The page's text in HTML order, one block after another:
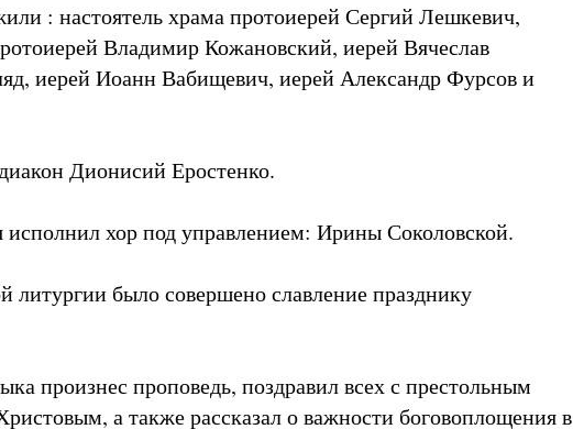
: настоятель храма протоиерей Сергий Лешкевич,
Владимир Кожановский, иерей Вячеслав
иерей Иоанн Вабищевич, иерей Александр Фурсов и
Дионисий Еростенко.
хор под управлением: Ирины Соколовской.
литургии было совершено славление празднику
произнес проповедь, поздравил всех с престольным
а также рассказал о важности боговоплощения в